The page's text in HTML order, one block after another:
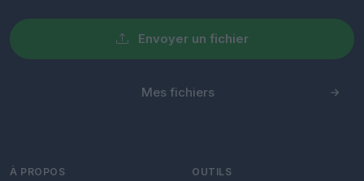
Envoyer un fichier
Mes fichiers
À PROPOS OUTILS